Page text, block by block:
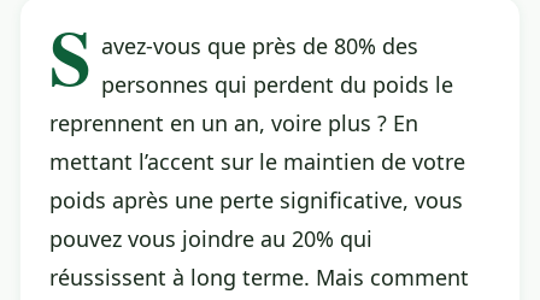
S avez-vous que près de 80% des
personnes qui perdent du poids le
reprennent en un an, voire plus ? En
mettant l’accent sur le maintien de votre
poids après une perte significative, vous
pouvez vous joindre au 20% qui
réussissent à long terme. Mais comment